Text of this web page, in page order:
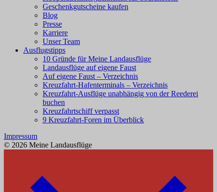
Geschenkgutscheine kaufen
Blog
Presse
Karriere
Unser Team
Ausflugstipps
10 Gründe für Meine Landausflüge
Landausflüge auf eigene Faust
Auf eigene Faust – Verzeichnis
Kreuzfahrt-Hafenterminals – Verzeichnis
Kreuzfahrt-Ausflüge unabhängig von der Reederei
buchen
Kreuzfahrtschiff verpasst
9 Kreuzfahrt-Foren im Überblick
Impressum
© 2026 Meine Landausflüge